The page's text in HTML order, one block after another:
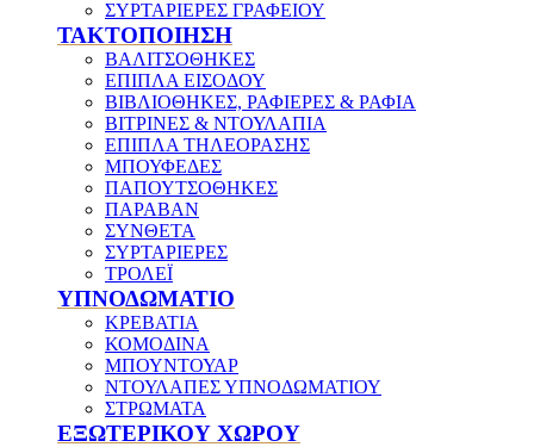
ΣΥΡΤΑΡΙΕΡΕΣ ΓΡΑΦΕΙΟΥ
ΤΑΚΤΟΠΟΙΗΣΗ
ΒΑΛΙΤΣΟΘΗΚΕΣ
ΕΠΙΠΛΑ ΕΙΣΟΔΟΥ
ΒΙΒΛΙΟΘΗΚΕΣ, ΡΑΦΙΕΡΕΣ & ΡΑΦΙΑ
ΒΙΤΡΙΝΕΣ & ΝΤΟΥΛΑΠΙΑ
ΕΠΙΠΛΑ ΤΗΛΕΟΡΑΣΗΣ
ΜΠΟΥΦΕΔΕΣ
ΠΑΠΟΥΤΣΟΘΗΚΕΣ
ΠΑΡΑΒΑΝ
ΣΥΝΘΕΤΑ
ΣΥΡΤΑΡΙΕΡΕΣ
ΤΡΟΛΕΪ
ΥΠΝΟΔΩΜΑΤΙΟ
ΚΡΕΒΑΤΙΑ
ΚΟΜΟΔΙΝΑ
ΜΠΟΥΝΤΟΥΑΡ
ΝΤΟΥΛΑΠΕΣ ΥΠΝΟΔΩΜΑΤΙΟΥ
ΣΤΡΩΜΑΤΑ
ΕΞΩΤΕΡΙΚΟΥ ΧΩΡΟΥ